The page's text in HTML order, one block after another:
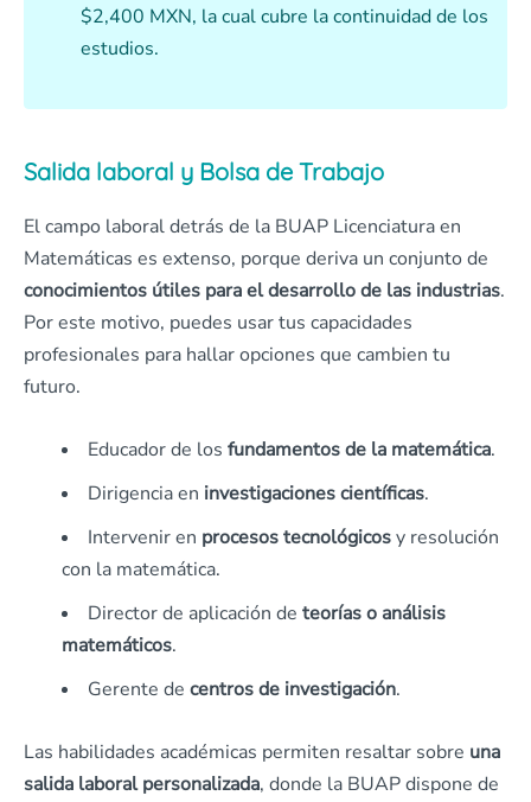
$2,400 MXN, la cual cubre la continuidad de los
estudios.
Salida laboral y Bolsa de Trabajo
El campo laboral detrás de la BUAP Licenciatura en
Matemáticas es extenso, porque deriva un conjunto de
conocimientos útiles para el desarrollo de las industrias.
Por este motivo, puedes usar tus capacidades
profesionales para hallar opciones que cambien tu
futuro.
Educador de los fundamentos de la matemática.
Dirigencia en investigaciones científicas.
Intervenir en procesos tecnológicosy resolución
con la matemática.
Director de aplicación de teorías o análisis
matemáticos.
Gerente de centros de investigación.
Las habilidades académicas permiten resaltar sobre una
salida laboral personalizada, donde la BUAP dispone de